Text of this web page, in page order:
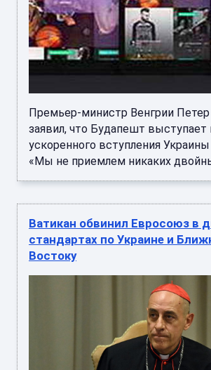
Премьер-министр Венгрии
заявил, что Будапешт выступает
ускоренного вступления
«Мы не приемлем никаких
Ватикан обвинил Евросоюз в
стандартах по Украине и
Востоку